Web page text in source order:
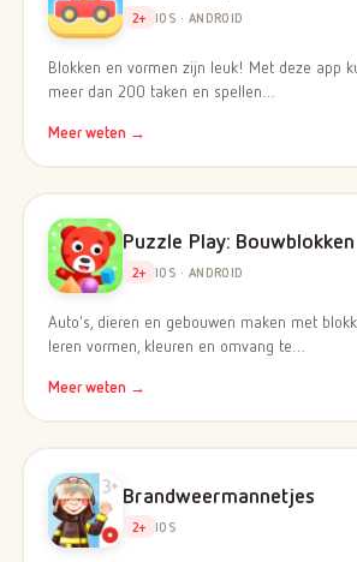
2+ IOS · ANDROID
Blokken en vormen zijn leuk! Met deze app
meer dan 200 taken en spellen…
Meer weten →
Puzzle Play: Bouwblokken
2+ IOS · ANDROID
Auto's, dieren en gebouwen maken met
leren vormen, kleuren en omvang te…
Meer weten →
Brandweermannetjes
2+ IOS